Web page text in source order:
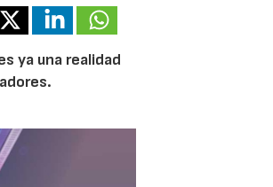
ya una realidad